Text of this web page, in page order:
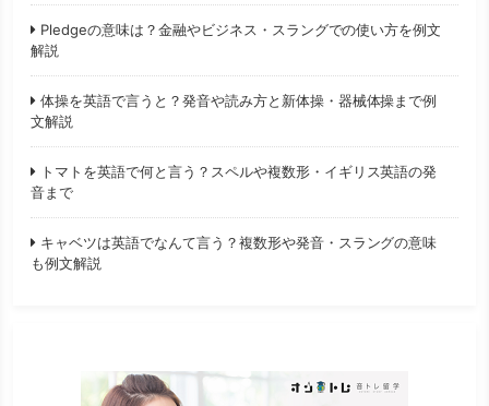
Pledgeの意味は？金融やビジネス・スラングでの使い方を例文
解説
体操を英語で言うと？発音や読み方と新体操・器械体操まで例
文解説
トマトを英語で何と言う？スペルや複数形・イギリス英語の発
音まで
キャベツは英語でなんて言う？複数形や発音・スラングの意味
も例文解説